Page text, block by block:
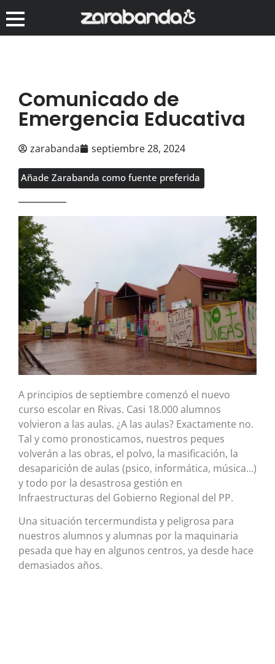
Comunicado de
Emergencia Educativa
zarabanda septiembre 28, 2024
Añade Zarabanda como fuente preferida
A principios de septiembre comenzó el nuevo
curso escolar en Rivas. Casi 18.000 alumnos
volvieron a las aulas. ¿A las aulas? Exactamente no.
Tal y como pronosticamos, nuestros peques
volverán a las obras, el polvo, la masificación, la
desaparición de aulas (psico, informática, música…)
y todo por la desastrosa gestión en
Infraestructuras del Gobierno Regional del PP.
Una situación tercermundista y peligrosa para
nuestros alumnos y alumnas por la maquinaria
pesada que hay en algunos centros, ya desde hace
demasiados años.